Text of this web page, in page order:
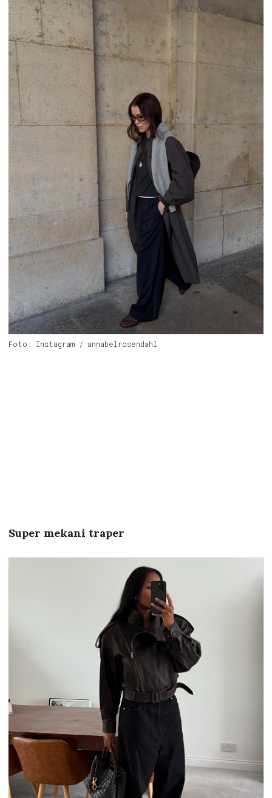
Foto: Instagram / annabelrosendahl
Super mekani traper